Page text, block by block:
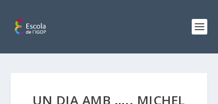
UN DIA AMB ….. MICHEL